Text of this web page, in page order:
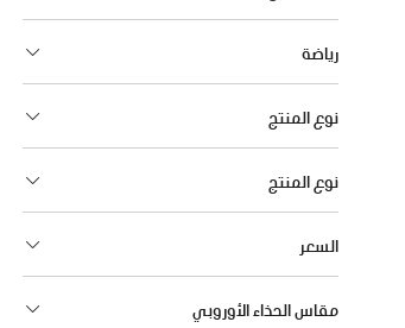
رياضة
نوع المنتج
نوع المنتج
السعر
مقاس الحذاء الأوروبي